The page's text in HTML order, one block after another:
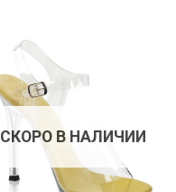
СКОРО В НАЛИЧИИ